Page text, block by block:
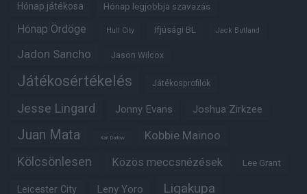
Hónap játékosa Hónap legjobbja szavazás
Hónap Ördöge Hull City Ifjúsági BL Jack Butland
Jadon Sancho Jason Wilcox
Játékosértékelés Játékosprofilok
Jesse Lingard Jonny Evans Joshua Zirkzee
Juan Mata Karl Darlow Kobbie Mainoo
Kölcsönlesen Közös meccsnézések Lee Grant
Leicester City Leny Yoro Ligakupa